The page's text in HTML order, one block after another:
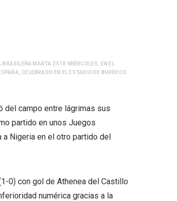
MARTA ESTE MIÉRCOLES, EN EL
CELEBRADO EN EL ESTADIO DE BURDEOS
del campo entre lágrimas sus
partido en unos Juegos
Nigeria en el otro partido del
0) con gol de Athenea del Castillo
numérica gracias a la